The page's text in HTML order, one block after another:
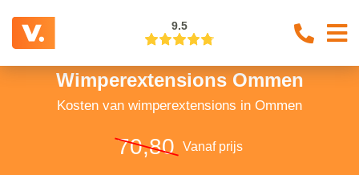
9.5
Wimperextensions Ommen
Kosten van wimperextensions in Ommen
70,80 Vanaf prijs